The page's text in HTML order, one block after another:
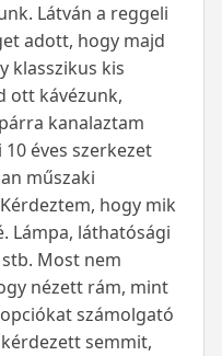
Látván a reggeli
adott, hogy majd
klasszikus kis
ott kávézunk,
kanalaztam
éves szerkezet
műszaki
hogy mik
Lámpa, láthatósági
Most nem
nézett rám, mint
számolgató
semmit,